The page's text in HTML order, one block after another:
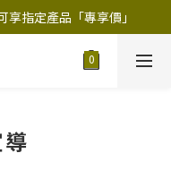
指定產品「​專享價」
指定產品「​專享價」
選優惠: 4件9折